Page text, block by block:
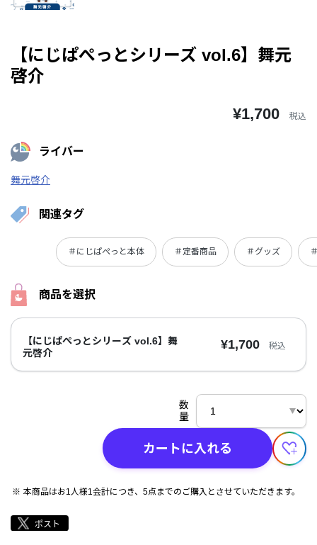
【にじぱぺっとシリーズ vol.6】舞元
啓介
¥1,700 税込
ライバー
舞元啓介
関連タグ
＃にじぱぺっと本体 ＃定番商品 ＃グッズ
商品を選択
【にじぱぺっとシリーズ vol.6】舞
元啓介
¥1,700 税込
数
量
カートに入れる
本商品はお1人様1会計につき、5点までのご購入とさせていただきます。